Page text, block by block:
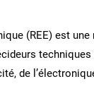
(REE) est
de